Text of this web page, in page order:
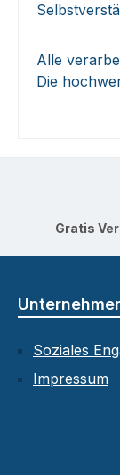
Alle
Die
Gratis
Soziales
Impressum